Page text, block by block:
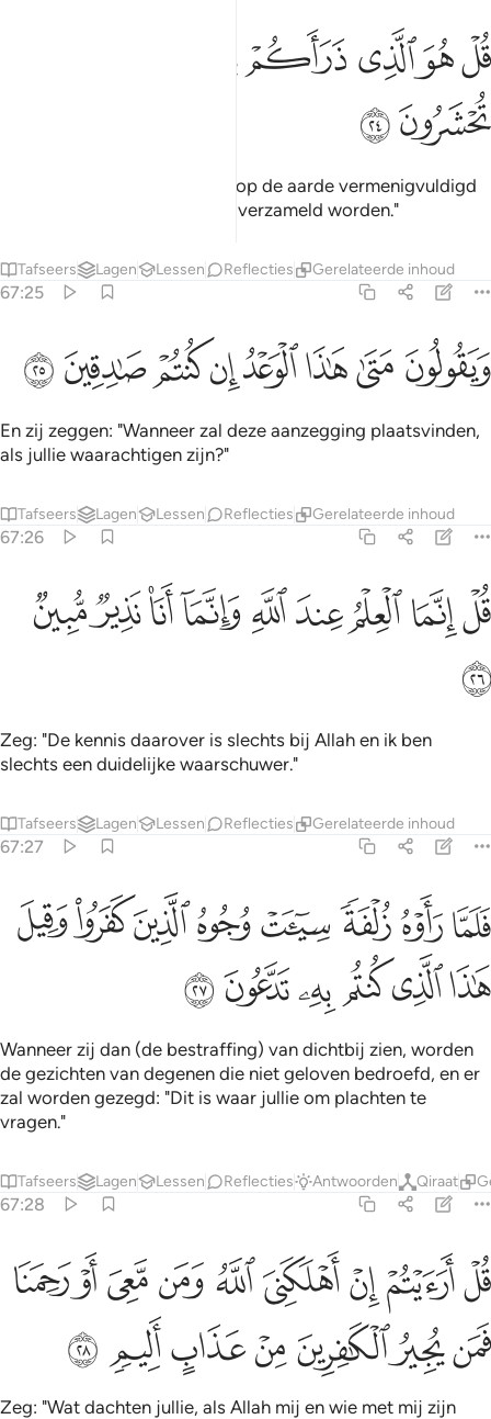
قل هو الذي ذراكم في الارض واليه تحشرون ٢٤
قُلْ هُوَ ٱلَّذِى ذَرَأَكُمْ فِى ٱلْأَرْضِ وَإِلَيْهِ تُحْشَرُونَ ٢٤
ﳓﳔﳕﳖﳗ
ﳚﳛ
Zeg: "Hij is Degene Die jullie op de aarde vermenigvuldigd
heeft en tot Hem zullen jullie verzameld worden."
Tafseers Lagen Lessen Reflecties Gerelateerde inhoud
67:25
ويقولون متى هاذا الوعد ان كنتم صادقين ٢٥
وَيَقُولُونَ مَتَىٰ هَـٰذَا ٱلْوَعْدُ إِن كُنتُمْ صَـٰدِقِينَ ٢٥
ﳜﳝﳞﳟﳠﳡﳢﳣ
En zij zeggen: "Wanneer zal deze aanzegging plaatsvinden,
als jullie waarachtigen zijn?"
Tafseers Lagen Lessen Reflecties Gerelateerde inhoud
67:26
قل انما العلم عند الله وانما انا نذير مبين ٢٦
قُلْ إِنَّمَا ٱلْعِلْمُ عِندَ ٱللَّهِ وَإِنَّمَآ أَنَا۠ نَذِيرٌۭ مُّبِينٌۭ ٢٦
ﳤﳥﳦﳧﳨﳩﳪﳫﳬ
ﳭ
Zeg: "De kennis daarover is slechts bij Allah en ik ben
slechts een duidelijke waarschuwer."
Tafseers Lagen Lessen Reflecties Gerelateerde inhoud
67:27
فلما راوه زلفة سييت وجوه الذين كفروا وقيل هاذا الذي كنتم به تدعون
فَلَمَّا رَأَوْهُ زُلْفَةًۭ سِيٓـَٔتْ وُجُوهُ ٱلَّذِينَ كَفَرُوا۟ وَقِيلَ هَـٰذَا ٱلَّذِى كُنتُم بِهِۦ تَدَّعُونَ
ﱁﱂﱃﱄﱅﱆﱇﱈ
ﱉﱊﱋﱌﱍﱎ
Wanneer zij dan (de bestraffing) van dichtbij zien, worden
de gezichten van degenen die niet geloven bedroefd, en er
zal worden gezegd: "Dit is waar jullie om plachten te
vragen."
Tafseers Lagen Lessen Reflecties Antwoorden Qiraat
67:28
قل ارايتم ان اهلكني الله ومن معي او رحمنا فمن يجير الكافرين من
قُلْ أَرَءَيْتُمْ إِنْ أَهْلَكَنِىَ ٱللَّهُ وَمَن مَّعِىَ أَوْ رَحِمَنَا فَمَن يُجِيرُ ٱلْكَـٰفِرِينَ
ﱏﱐﱑﱒﱓﱔﱕﱖﱗ
ﱘﱙﱚﱛﱜﱝ ﱞ
Zeg: "Wat dachten jullie, als Allah mij en wie met mij zijn